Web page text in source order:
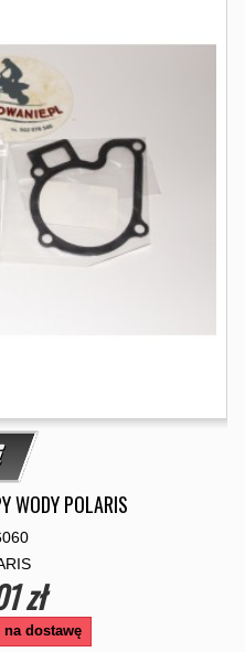
WODY POLARIS
zł
dostawę